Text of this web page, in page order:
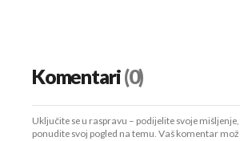
Komentari(0)
Uključite se u raspravu – podijelite svoje
ponudite svoj pogled na temu. Vaš komentar